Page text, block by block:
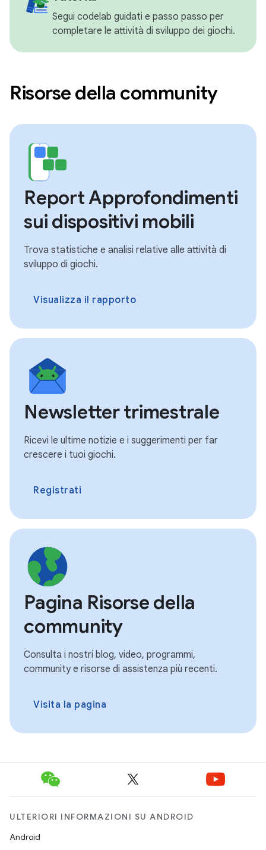
Segui codelab guidati e passo passo per
completare le attività di sviluppo dei giochi.
Risorse della community
Report Approfondimenti
sui dispositivi mobili
Trova statistiche e analisi relative alle attività di
sviluppo di giochi.
Visualizza il rapporto
Newsletter trimestrale
Ricevi le ultime notizie e i suggerimenti per far
crescere i tuoi giochi.
Registrati
Pagina Risorse della
community
Consulta i nostri blog, video, programmi,
community e risorse di assistenza più recenti.
Visita la pagina
ULTERIORI INFORMAZIONI SU ANDROID
Android